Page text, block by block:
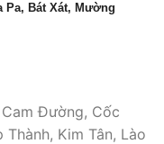
Pa, Bát Xát, Mường
Cam Đường, Cốc
Kim Tân, Lào